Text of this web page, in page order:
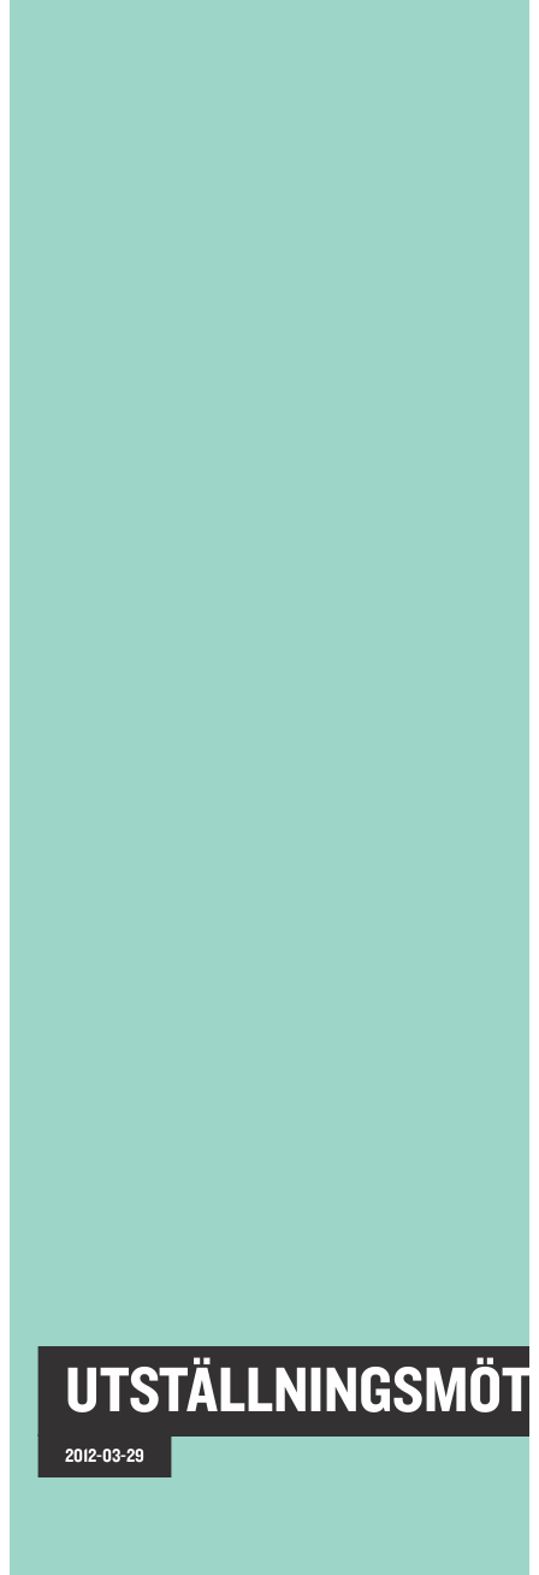
2012-03-29